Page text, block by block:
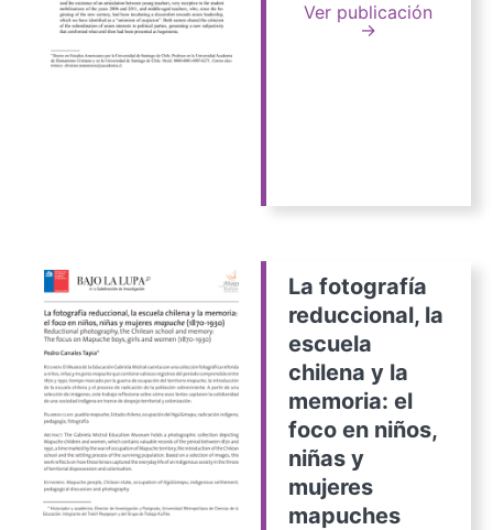
Ver publicación
→
La fotografía
reduccional, la
escuela
chilena y la
memoria: el
foco en niños,
niñas y
mujeres
mapuches